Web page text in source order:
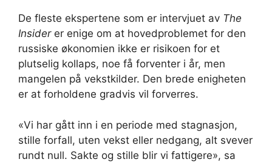
De fleste ekspertene som er intervjuet av The
Insiderer enige om at hovedproblemet for den
russiske økonomien ikke er risikoen for et
plutselig kollaps, noe få forventer i år, men
mangelen på vekstkilder. Den brede enigheten
er at forholdene gradvis vil forverres.
«Vi har gått inn i en periode med stagnasjon,
stille forfall, uten vekst eller nedgang, alt svever
rundt null. Sakte og stille blir vi fattigere», sa